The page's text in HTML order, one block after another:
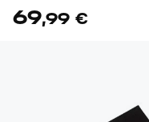
69,99 €